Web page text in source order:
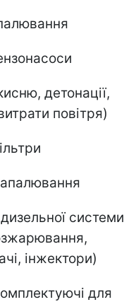
детонації,
повітря)
системи
інжектори)
для